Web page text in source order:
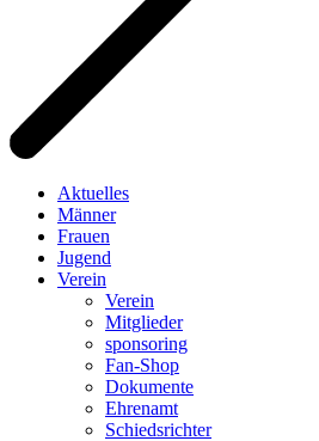
Aktuelles
Männer
Frauen
Jugend
Verein
Verein
Mitglieder
sponsoring
Fan-Shop
Dokumente
Ehrenamt
Schiedsrichter